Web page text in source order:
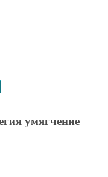
умягчение